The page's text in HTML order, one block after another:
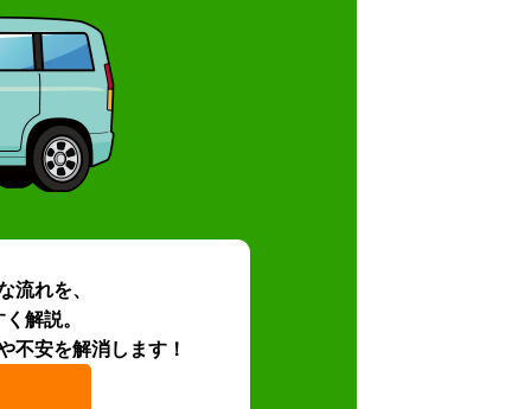
流れを、
解説。
不安を解消します！